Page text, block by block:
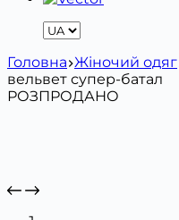
Головна Жіночий одяг
вельвет супер-батал
РОЗПРОДАНО